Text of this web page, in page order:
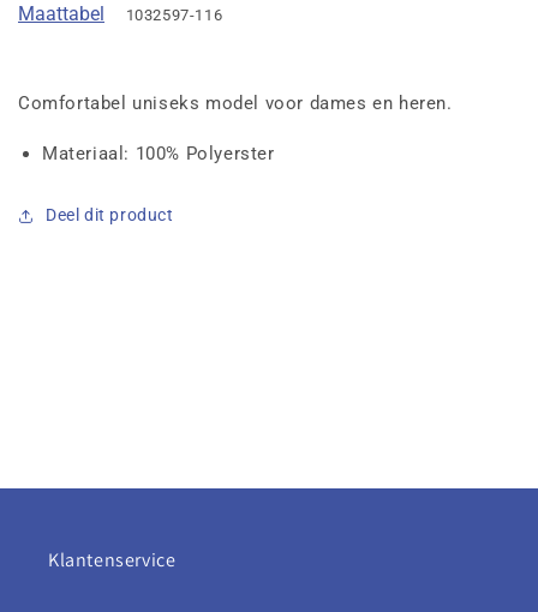
Maattabel 1032597-116
Comfortabel uniseks model voor dames en heren.
Materiaal: 100% Polyerster
Deel dit product
Klantenservice